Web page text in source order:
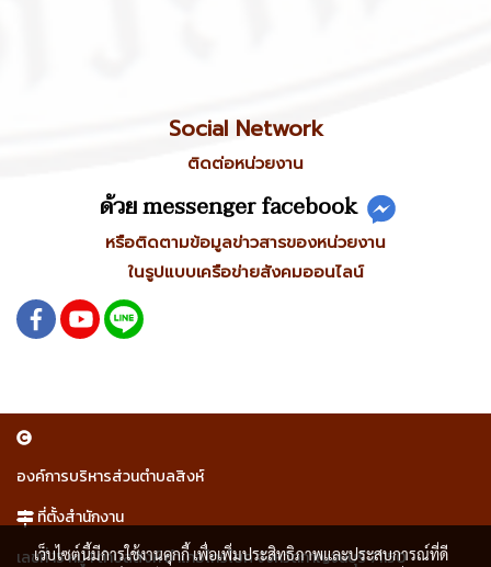
Social Network
ติดต่อหน่วยงาน
ด้วย messenger facebook
หรือติดตามข้อมูลข่าวสารของหน่วยงาน
ในรูปแบบเครือข่ายสังคมออนไลน์
องค์การบริหารส่วนตำบลสิงห์
ที่ตั้งสำนักงาน
เลขที่ 15 หมู่ 1 ตำบลสิงห์ อำเภอไทรโยค จังหวัดกาญจนบุรี 71150
เว็บไซต์นี้มีการใช้งานคุกกี้ เพื่อเพิ่มประสิทธิภาพและประสบการณ์ที่ดี